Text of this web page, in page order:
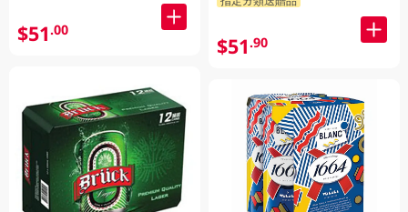
$51.00
$51.90